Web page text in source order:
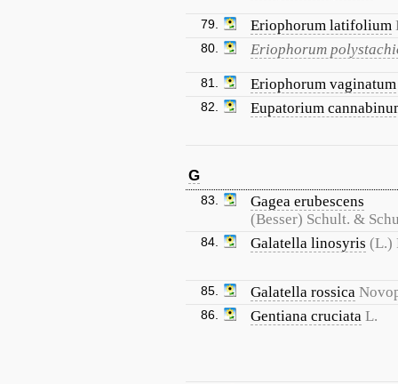
79. Eriophorum latifolium
80. Eriophorum
81. Eriophorum vaginatum
82. Eupatorium
G
83.
Gagea erubescens
(Besser) Schult. &
84. Galatella linosyris (L.)
85. Galatella rossica
86. Gentiana cruciata L.